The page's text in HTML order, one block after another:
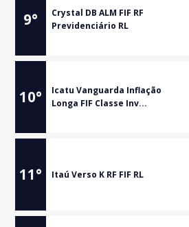
9°
Crystal DB ALM FIF RF
Previdenciário RL
10°
Icatu Vanguarda Inflação
Longa FIF Classe Inv...
11° Itaú Verso K RF FIF RL